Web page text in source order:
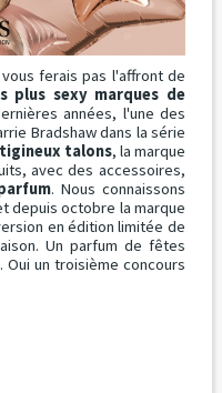
ferais pas l'affront de
plus sexy marques de
années, l'une des
Bradshaw dans la série
talons, la marque
avec des accessoires,
. Nous connaissons
depuis octobre la marque
en édition limitée de
Un parfum de fêtes
Oui un troisième concours